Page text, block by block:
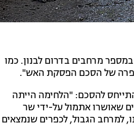
מרחבים בדרום לבנון. כמו
הפרה של הסכם הפסקת האש".
להסכם: "הלחימה הייתה
שאושרו אתמול על-ידי שר
למרחב הגבול, לכפרים שנמצאים